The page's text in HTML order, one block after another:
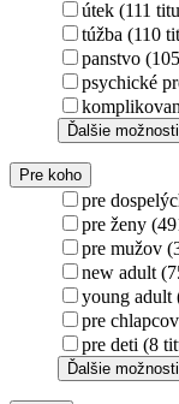
útek (111
túžba (110
panstvo
psychické
Ďalšie možnosti
Pre koho
pre
pre ženy
pre mužov
new adult
young adult
pre
pre deti (8
Ďalšie možnosti